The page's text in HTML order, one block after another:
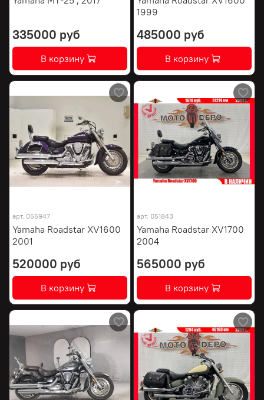
335000 руб
В корзину
1999
485000 руб
В корзину
арт. 055947
Yamaha Roadstar XV1600
2001
520000 руб
В корзину
арт. 051843
Yamaha Roadstar XV1700
2004
565000 руб
В корзину